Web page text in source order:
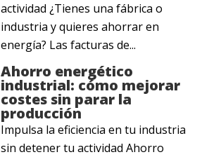
actividad ¿Tienes una fábrica o
industria y quieres ahorrar en
energía? Las facturas de...
Ahorro energético
industrial: cómo mejorar
costes sin parar la
producción
Impulsa la eficiencia en tu industria
sin detener tu actividad Ahorro